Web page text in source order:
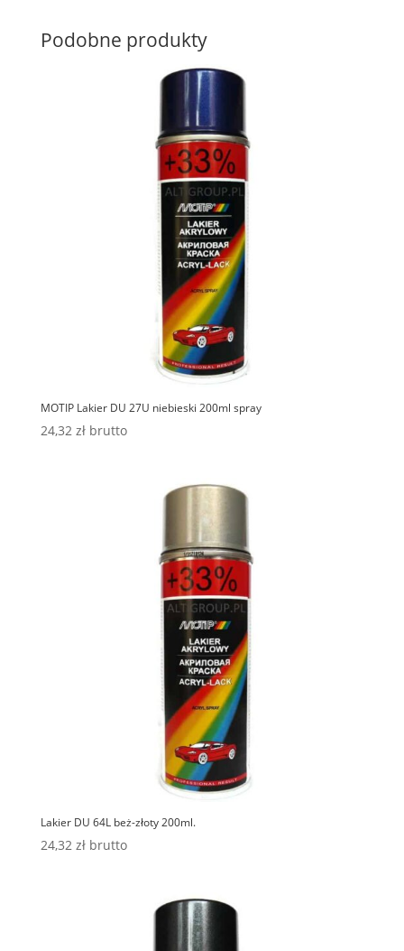
Podobne produkty
MOTIP Lakier DU 27U niebieski 200ml spray
24,32 zł brutto
Lakier DU 64L beż-złoty 200ml.
24,32 zł brutto